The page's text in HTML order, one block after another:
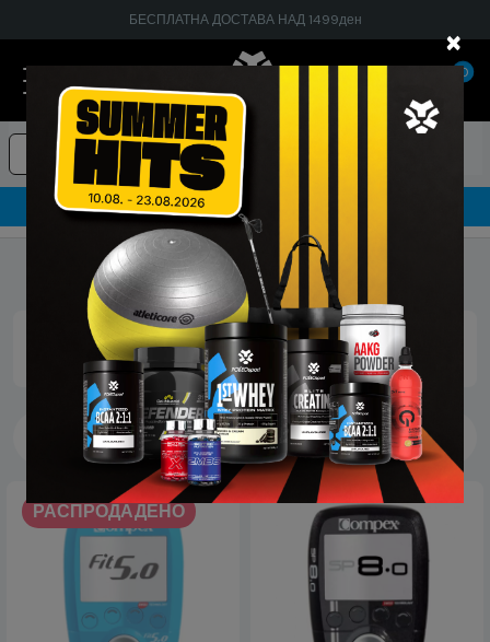
×
БЕСПЛАТНА ДОСТАВА НАД 1499ден
0
Суплементи Текстил
Гарантирано 100% тестирани и оригинални производи
Насловна Производител
Compex
Прикажано 1 до 5 од 5 производи (страна 1)
Compex
Filter
РАСПРОДАДЕНО